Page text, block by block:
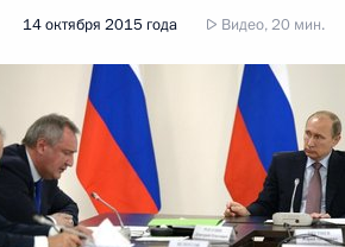
14 октября 2015 года Видео, 20 мин.